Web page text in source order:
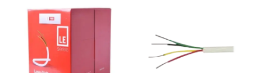
55°C.Velocidad de
viento que soporta: 160
km/h.Ganancia máxima:
10 dBi.La antena
sectorial de alta